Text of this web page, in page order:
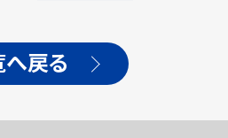
戻る